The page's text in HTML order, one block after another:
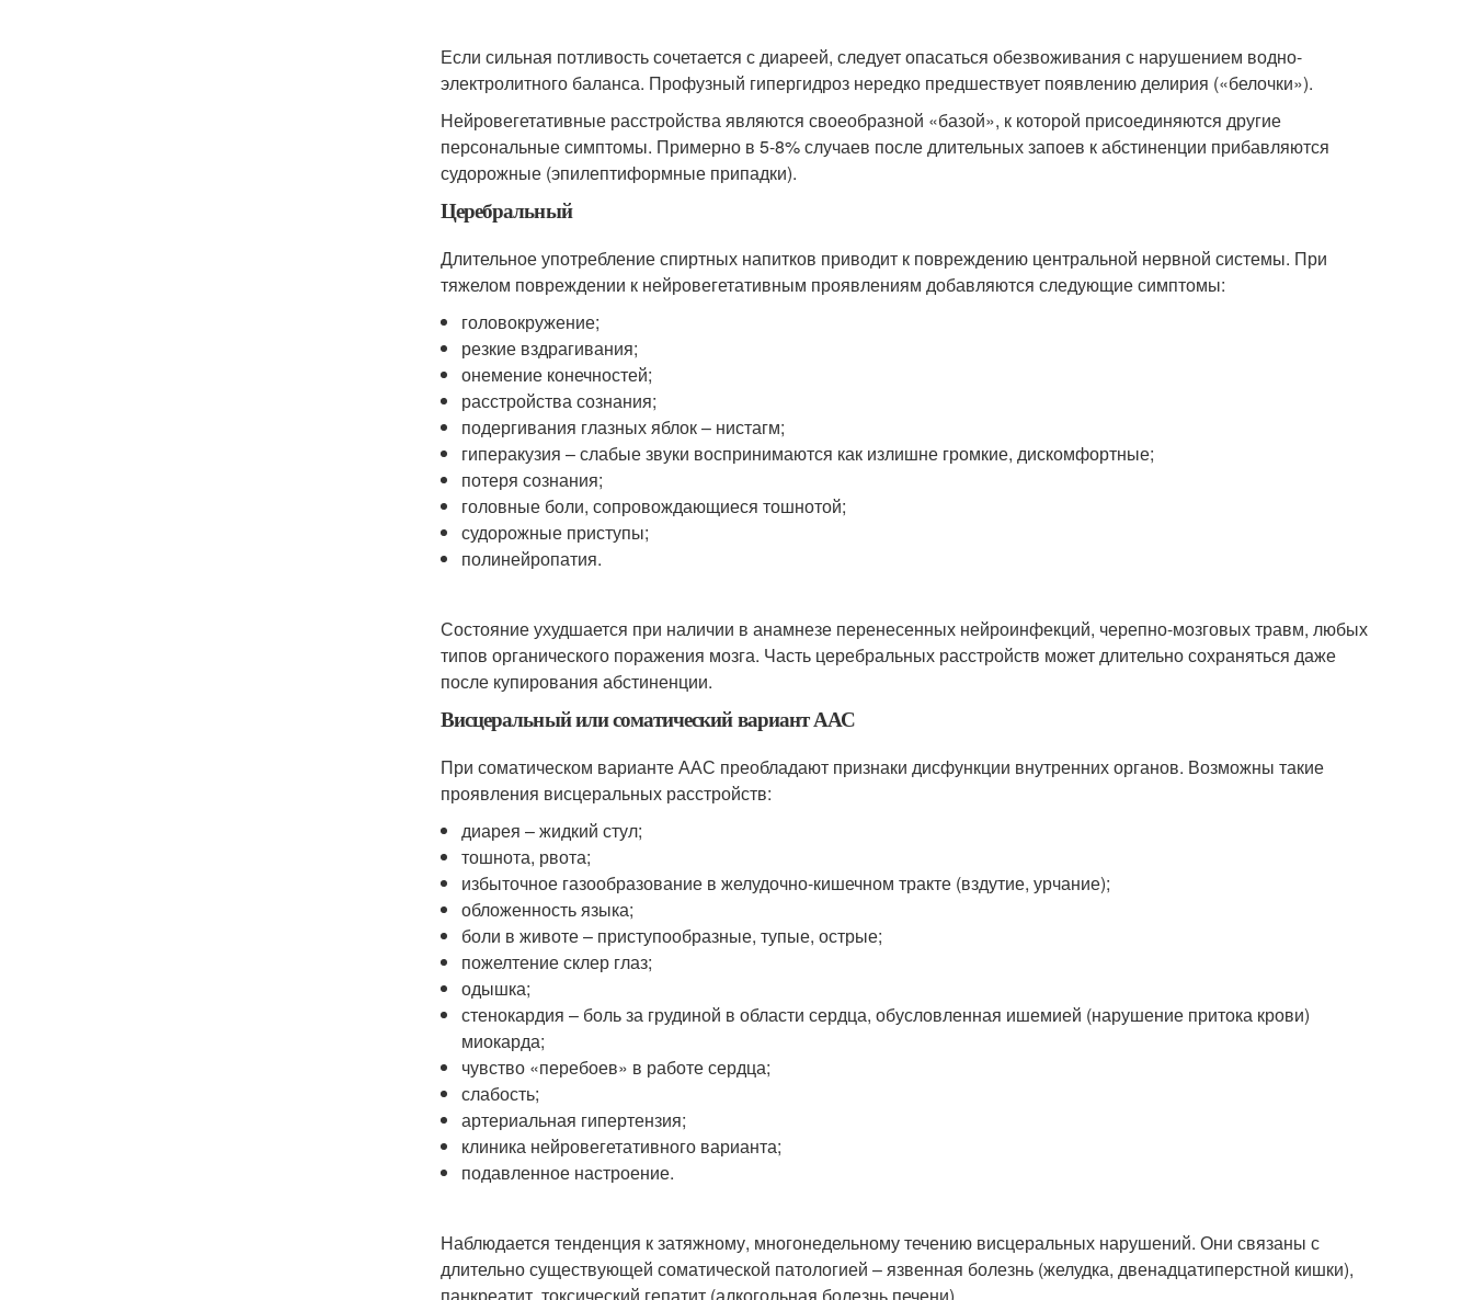
Если сильная потливость сочетается с диареей, следует опасаться обезвоживания с нарушением водно-
электролитного баланса. Профузный гипергидроз нередко предшествует появлению делирия («белочки»).
Нейровегетативные расстройства являются своеобразной «базой», к которой присоединяются другие
персональные симптомы. Примерно в 5-8% случаев после длительных запоев к абстиненции прибавляются
судорожные (эпилептиформные припадки).
Церебральный
Длительное употребление спиртных напитков приводит к повреждению центральной нервной системы. При
тяжелом повреждении к нейровегетативным проявлениям добавляются следующие симптомы:
головокружение;
резкие вздрагивания;
онемение конечностей;
расстройства сознания;
подергивания глазных яблок – нистагм;
гиперакузия – слабые звуки воспринимаются как излишне громкие, дискомфортные;
потеря сознания;
головные боли, сопровождающиеся тошнотой;
судорожные приступы;
полинейропатия.
Состояние ухудшается при наличии в анамнезе перенесенных нейроинфекций, черепно-мозговых травм, любых
типов органического поражения мозга. Часть церебральных расстройств может длительно сохраняться даже
после купирования абстиненции.
Висцеральный или соматический вариант ААС
При соматическом варианте ААС преобладают признаки дисфункции внутренних органов. Возможны такие
проявления висцеральных расстройств:
диарея – жидкий стул;
тошнота, рвота;
избыточное газообразование в желудочно-кишечном тракте (вздутие, урчание);
обложенность языка;
боли в животе – приступообразные, тупые, острые;
пожелтение склер глаз;
одышка;
стенокардия – боль за грудиной в области сердца, обусловленная ишемией (нарушение притока крови)
миокарда;
чувство «перебоев» в работе сердца;
слабость;
артериальная гипертензия;
клиника нейровегетативного варианта;
подавленное настроение.
Наблюдается тенденция к затяжному, многонедельному течению висцеральных нарушений. Они связаны с
длительно существующей соматической патологией – язвенная болезнь (желудка, двенадцатиперстной кишки),